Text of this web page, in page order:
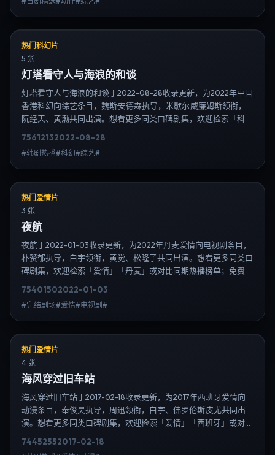
息，延伸检索日韩电视剧、韩剧全集、日剧高清等长尾词。
热门科幻片
5 张
灯塔看守人与海浪的和谈
灯塔看守人与海浪的和谈于2022-08-28收录更新，为2022年中国
香港科幻向综艺条目，魏斯·安德森执导，米歇尔·威廉姆斯领衔，
阮经天、黄渤共同出演。想看更多同类口碑剧集，欢迎检索「科
与高清连载信息，延伸检索日韩电视剧、韩剧全集、日剧高清等长
尾词。
75612132022-08-28
#韩剧热播#科幻#综艺#
热门爱情片
3 张
夜航
夜航于2022-01-03收录更新，为2022年丹麦爱情向电视剧条目，
朴赞郁执导，白宇领衔，黄觉、松隆子共同出演。想看更多同类口
碑剧集，欢迎检索「爱情」「丹麦」或对比同期热播榜单；免费在
集、日剧高清等长尾词。
75401502022-01-03
#完结剧场#爱情#电视剧#
热门爱情片
4 张
海风穿过旧车站
海风穿过旧车站于2017-02-18收录更新，为2017年西班牙爱情向
动漫条目，奉俊昊执导，周迅领衔，白宇、佛罗伦斯·皮尤共同出
演。想看更多同类口碑剧集，欢迎检索「爱情」「西班牙」或对比
74452552017-02-18